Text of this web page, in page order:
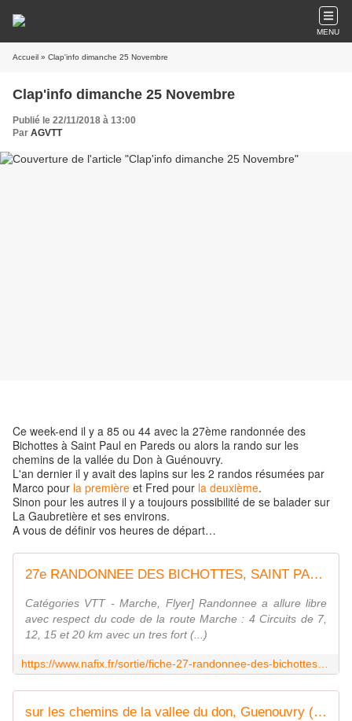
MENU
Accueil » Clap'info dimanche 25 Novembre
Clap'info dimanche 25 Novembre
Publié le 22/11/2018 à 13:00
Par AGVTT
Ce week-end il y a 85 ou 44 avec la 27ème randonnée des
Bichottes à Saint Paul en Pareds ou alors la rando sur les
chemins de la vallée du Don à Guénouvry.
L'an dernier il y avait des lapins sur les 2 randos résumées par
Marco pour la première et Fred pour la deuxième.
Sinon pour les autres il y a toujours possibilité de se balader sur
La Gaubretière et ses environs.
A vous de définir vos heures de départ…
27e RANDONNEE DES BICHOTTES, SAINT PAUL EN PAREDS (Sortie du 25/11/2018 / Ref. : 56364)
Catégories VTT - Marche, Flyer] Randonnee a allure libre
avec respect du code de la route Marche : 4 Circuits de 7,
12, 15 et 20 km avec un tres fort (...)
sur les chemins de la vallee du don, Guenouvry (Sortie du 25/11/2018 / Ref. : 56417)